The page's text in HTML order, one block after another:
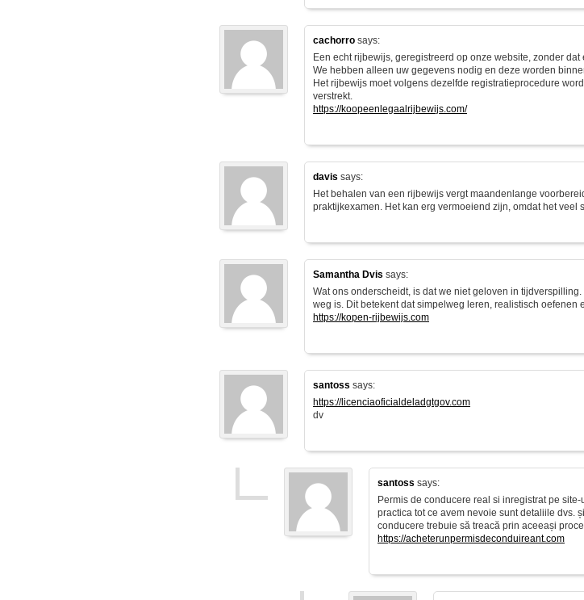
cachorro says:
Een echt rijbewijs, geregistreerd op onze website, zonder
We hebben alleen uw gegevens nodig en deze worden
Het rijbewijs moet volgens dezelfde registratieprocedure
verstrekt.
https://koopeenlegaalrijbewijs.com/
davis says:
Het behalen van een rijbewijs vergt maandenlange
praktijkexamen. Het kan erg vermoeiend zijn, omdat het veel
Samantha Dvis says:
Wat ons onderscheidt, is dat we niet geloven in
weg is. Dit betekent dat simpelweg leren, realistisch
https://kopen-rijbewijs.com
santoss says:
https://licenciaoficialdeladgtgov.com
dv
santoss says:
Permis de conducere real si inregistrat pe
practica tot ce avem nevoie sunt detaliile dvs.
conducere trebuie să treacă prin aceeași
https://acheterunpermisdeconduireant.com